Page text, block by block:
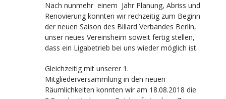
Nach nunmehr einem Jahr Planung, Abriss und
Renovierung konnten wir rechzeitig zum Beginn
der neuen Saison des Billard Verbandes Berlin,
unser neues Vereinsheim soweit fertig stellen,
dass ein Ligabetrieb bei uns wieder möglich ist.
Gleichzeitig mit unserer 1.
Mitgliederversammlung in den neuen
Räumlichkeiten konnten wir am 18.08.2018 die